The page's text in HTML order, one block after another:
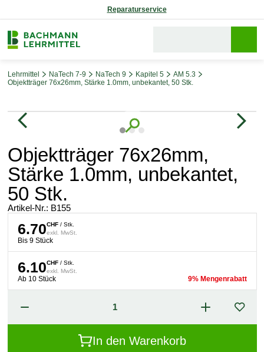
Reparaturservice
Lehrmittel NaTech 7-9 NaTech 9 Kapitel 5
AM 5.3
Objektträger 76x26mm, Stärke 1.0mm, unbekantet, 50 Stk.
Bildergalerie überspringen
Objektträger 76x26mm,
Stärke 1.0mm, unbekantet,
50 Stk.
Artikel-Nr.: B155
6.70CHF/ Stk.
exkl. MwSt.
Bis 9 Stück
6.10CHF/ Stk.
exkl. MwSt.
Ab 10 Stück 9% Mengenrabatt
In den Warenkorb